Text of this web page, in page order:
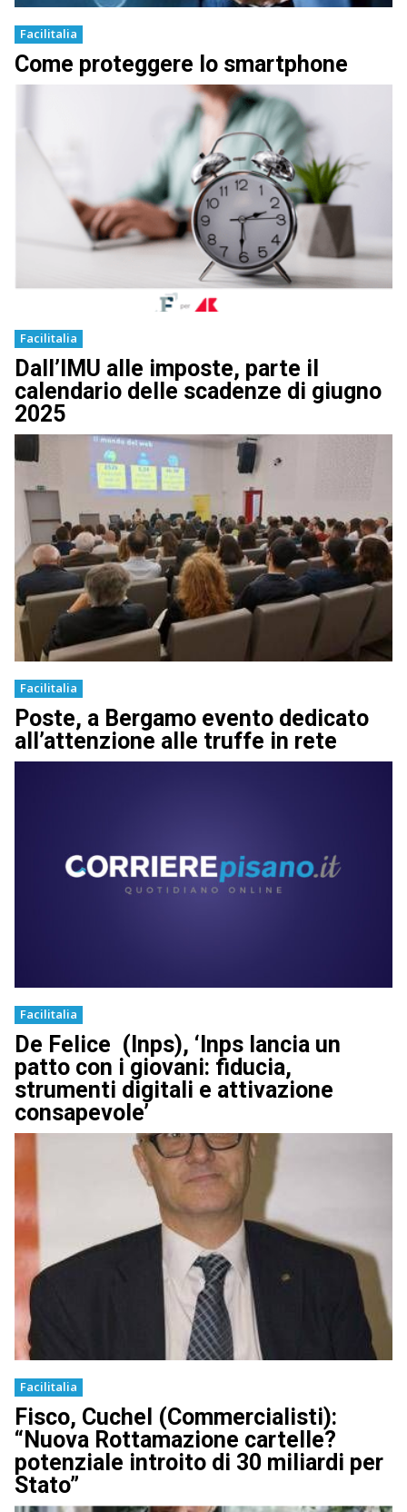
Facilitalia
Come proteggere lo smartphone
Facilitalia
Dall’IMU alle imposte, parte il
calendario delle scadenze di giugno
2025
Facilitalia
Poste, a Bergamo evento dedicato
all’attenzione alle truffe in rete
Facilitalia
De Felice (Inps), ‘Inps lancia un
patto con i giovani: fiducia,
strumenti digitali e attivazione
consapevole’
Facilitalia
Fisco, Cuchel (Commercialisti):
“Nuova Rottamazione cartelle?
potenziale introito di 30 miliardi per
Stato”